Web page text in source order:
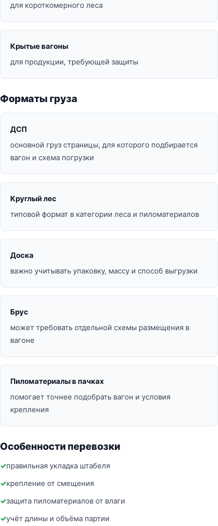
для короткомерного леса
Крытые вагоны
для продукции, требующей защиты
Форматы груза
ДСП
основной груз страницы, для которого подбирается
вагон и схема погрузки
Круглый лес
типовой формат в категории леса и пиломатериалов
Доска
важно учитывать упаковку, массу и способ выгрузки
Брус
может требовать отдельной схемы размещения в
вагоне
Пиломатериалы в пачках
помогает точнее подобрать вагон и условия
крепления
Особенности перевозки
правильная укладка штабеля
крепление от смещения
защита пиломатериалов от влаги
учёт длины и объёма партии